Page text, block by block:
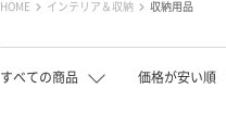
HOME インテリア＆収納 収納用品
すべての商品 価格が安い順